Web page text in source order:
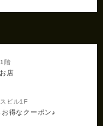
階
店
ビル1F
得なクーポン♪